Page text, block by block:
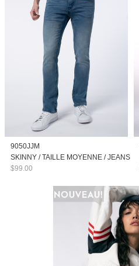
9050JJM
SKINNY / TAILLE MOYENNE / JEANS
$99.00